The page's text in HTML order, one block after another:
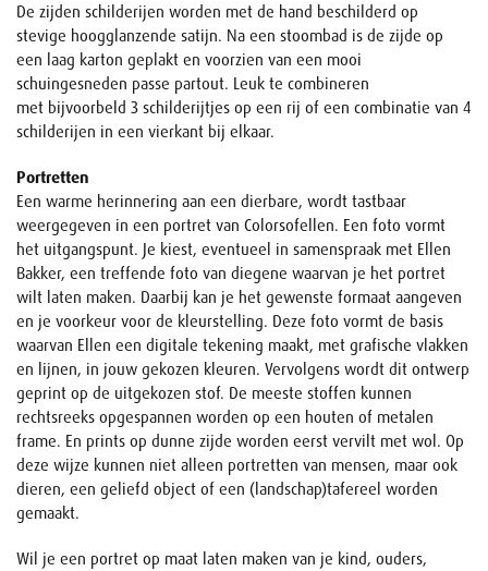
De zijden schilderijen worden met de hand beschilderd op
stevige hoogglanzende satijn. Na een stoombad is de zijde op
een laag karton geplakt en voorzien van een mooi
schuingesneden passe partout. Leuk te combineren
met bijvoorbeld 3 schilderijtjes op een rij of een combinatie van 4
schilderijen in een vierkant bij elkaar.
Portretten
Een warme herinnering aan een dierbare, wordt tastbaar
weergegeven in een portret van Colorsofellen. Een foto vormt
het uitgangspunt. Je kiest, eventueel in samenspraak met Ellen
Bakker, een treffende foto van diegene waarvan je het portret
wilt laten maken. Daarbij kan je het gewenste formaat aangeven
en je voorkeur voor de kleurstelling. Deze foto vormt de basis
waarvan Ellen een digitale tekening maakt, met grafische vlakken
en lijnen, in jouw gekozen kleuren. Vervolgens wordt dit ontwerp
geprint op de uitgekozen stof. De meeste stoffen kunnen
rechtsreeks opgespannen worden op een houten of metalen
frame. En prints op dunne zijde worden eerst vervilt met wol. Op
deze wijze kunnen niet alleen portretten van mensen, maar ook
dieren, een geliefd object of een (landschap)tafereel worden
gemaakt.
Wil je een portret op maat laten maken van je kind, ouders,